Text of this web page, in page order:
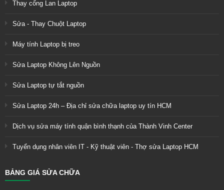
Thay cổng Lan Laptop
Sửa - Thay Chuột Laptop
Máy tính Laptop bị treo
Sửa Laptop Không Lên Nguồn
Sửa Laptop tự tắt nguồn
Sửa Laptop 24h – Địa chỉ sửa chữa laptop uy tín HCM
Dịch vụ sửa máy tính quận bình thạnh của Thành Vinh Center
Tuyển dụng nhân viên IT - Kỹ thuật viên - Thợ sửa Laptop HCM
BẢNG GIÁ SỬA CHỮA